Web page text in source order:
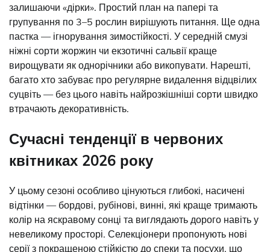
залишаючи «дірки». Простий план на папері та
групування по 3–5 рослин вирішують питання. Ще одна
пастка — ігнорування зимостійкості. У середній смузі
ніжні сорти жоржин чи екзотичні сальвії краще
вирощувати як однорічники або викопувати. Нарешті,
багато хто забуває про регулярне видалення відцвілих
суцвіть — без цього навіть найрозкішніші сорти швидко
втрачають декоративність.
Сучасні тенденції в червоних
квітниках 2026 року
У цьому сезоні особливо цінуються глибокі, насичені
відтінки — бордові, рубінові, винні, які краще тримають
колір на яскравому сонці та виглядають дорого навіть у
невеликому просторі. Селекціонери пропонують нові
серії з покращеною стійкістю до спеки та посухи, що